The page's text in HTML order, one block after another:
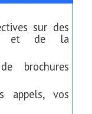
sur des
et de la
brochures
appels, vos